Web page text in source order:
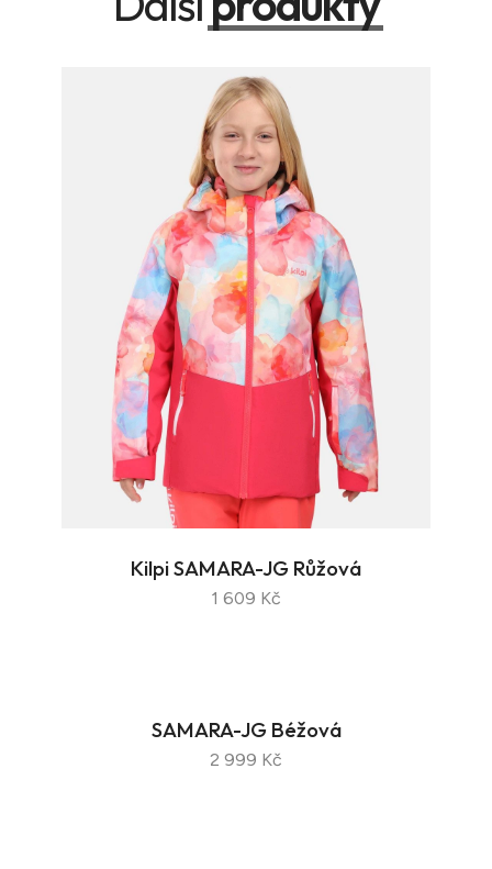
Kilpi SAMARA-JG Růžová
1 609 Kč
SAMARA-JG Béžová
2 999 Kč